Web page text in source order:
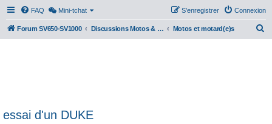
FAQ Mini-tchat Connexion
S’enregistrer
Forum SV650-SV1000 Discussions Motos & Motard(e)s Motos et motard(e)s
essai d'un DUKE